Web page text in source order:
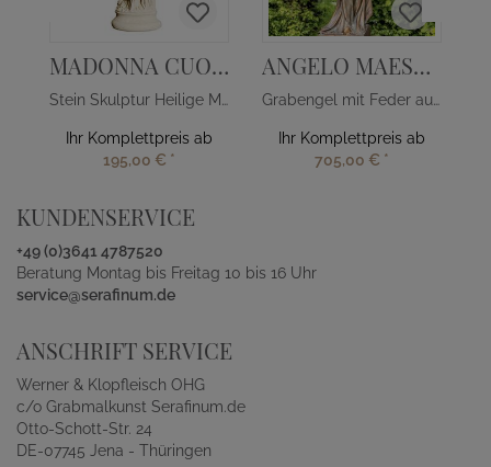
MADONNA CUORE
Stein Skulptur Heilige Mutter Gottes mit Herz
Ihr Komplettpreis ab
195,00 € *
ANGELO MAESTOSO
Grabengel mit Feder aus Bronze - groß
Ihr Komplettpreis ab
705,00 € *
KUNDENSERVICE
+49 (0)3641 4787520
Beratung Montag bis Freitag 10 bis 16 Uhr
service@serafinum.de
ANSCHRIFT SERVICE
Werner & Klopfleisch OHG
c/o Grabmalkunst Serafinum.de
Otto-Schott-Str. 24
DE-07745 Jena - Thüringen